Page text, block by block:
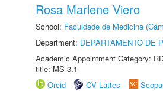
Rosa Marlene Viero
School: Faculdade de Medicina
Department: DEPARTAMENTO DE
Academic Appointment Category:
title: MS-3.1
Orcid
CV Lattes